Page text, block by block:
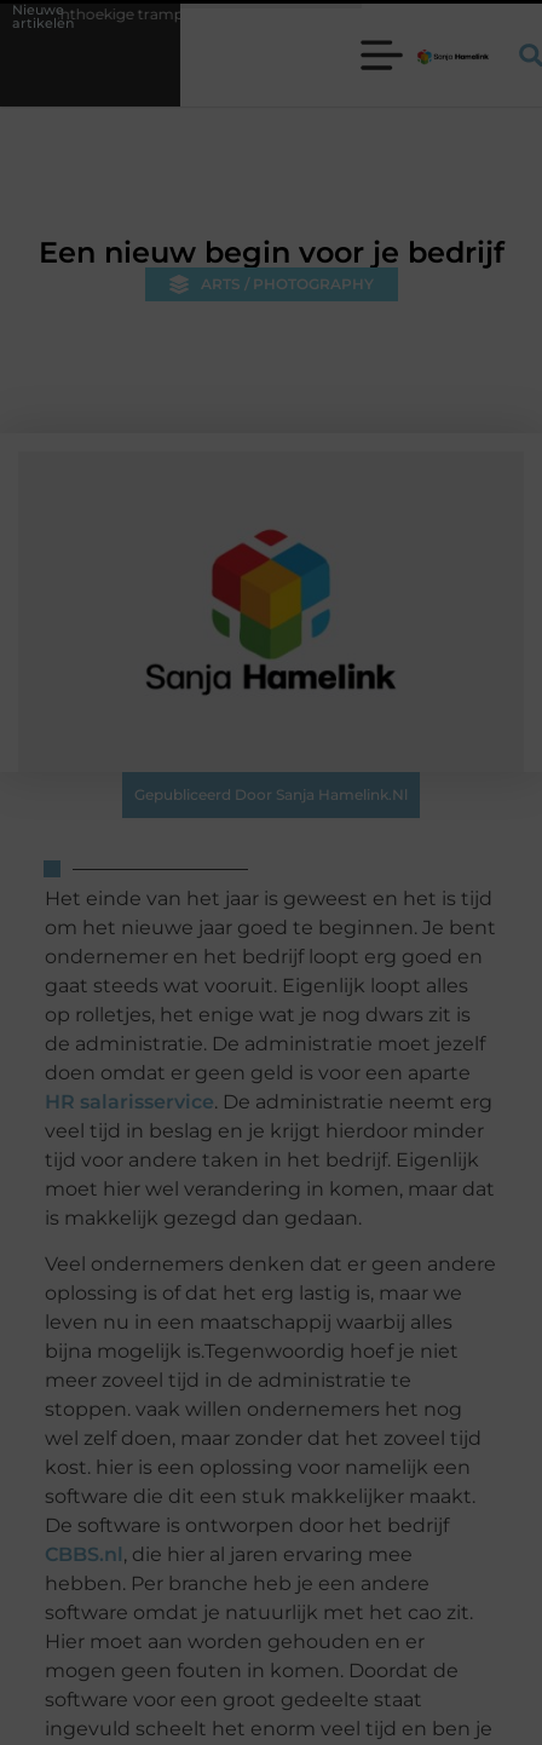
Nieuwe
artikelen
trampoline kiezen voor jouw tuin
Een nieuw begin voor je bedrijf
ARTS / PHOTOGRAPHY
Gepubliceerd Door Sanja Hamelink.nl
Het einde van het jaar is geweest en het is tijd
om het nieuwe jaar goed te beginnen. Je bent
ondernemer en het bedrijf loopt erg goed en
gaat steeds wat vooruit. Eigenlijk loopt alles
op rolletjes, het enige wat je nog dwars zit is
de administratie. De administratie moet jezelf
doen omdat er geen geld is voor een aparte
HR salarisservice. De administratie neemt erg
veel tijd in beslag en je krijgt hierdoor minder
tijd voor andere taken in het bedrijf. Eigenlijk
moet hier wel verandering in komen, maar dat
is makkelijk gezegd dan gedaan.
Veel ondernemers denken dat er geen andere
oplossing is of dat het erg lastig is, maar we
leven nu in een maatschappij waarbij alles
bijna mogelijk is.Tegenwoordig hoef je niet
meer zoveel tijd in de administratie te
stoppen. vaak willen ondernemers het nog
wel zelf doen, maar zonder dat het zoveel tijd
kost. hier is een oplossing voor namelijk een
software die dit een stuk makkelijker maakt.
De software is ontworpen door het bedrijf
CBBS.nl , die hier al jaren ervaring mee
hebben. Per branche heb je een andere
software omdat je natuurlijk met het cao zit.
Hier moet aan worden gehouden en er
mogen geen fouten in komen. Doordat de
software voor een groot gedeelte staat
ingevuld scheelt het enorm veel tijd en ben je